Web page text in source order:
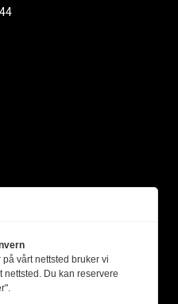
vårt nettsted bruker vi
nettsted. Du kan reservere